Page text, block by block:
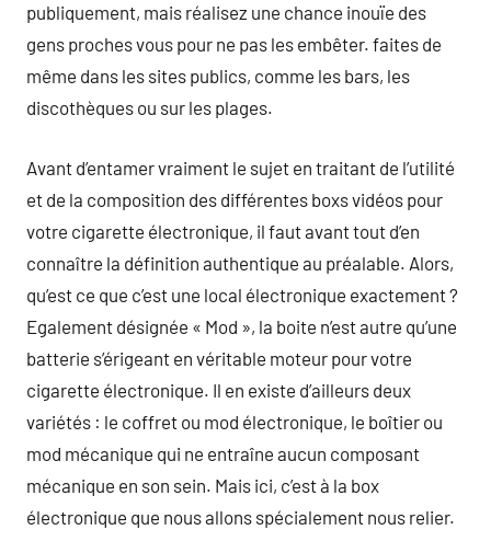
publiquement, mais réalisez une chance inouïe des
gens proches vous pour ne pas les embêter. faites de
même dans les sites publics, comme les bars, les
discothèques ou sur les plages.
Avant d’entamer vraiment le sujet en traitant de l’utilité
et de la composition des différentes boxs vidéos pour
votre cigarette électronique, il faut avant tout d’en
connaître la définition authentique au préalable. Alors,
qu’est ce que c’est une local électronique exactement ?
Egalement désignée « Mod », la boite n’est autre qu’une
batterie s’érigeant en véritable moteur pour votre
cigarette électronique. Il en existe d’ailleurs deux
variétés : le coffret ou mod électronique, le boîtier ou
mod mécanique qui ne entraîne aucun composant
mécanique en son sein. Mais ici, c’est à la box
électronique que nous allons spécialement nous relier.